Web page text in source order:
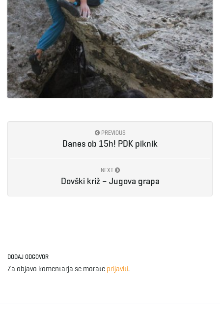
PREVIOUS
Danes ob 15h! PDK piknik
NEXT
Dovški križ – Jugova grapa
DODAJ ODGOVOR
Za objavo komentarja se morate prijaviti.